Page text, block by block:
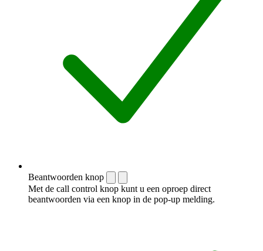
Beantwoorden knop
Met de call control knop kunt u een oproep direct
beantwoorden via een knop in de pop-up melding.